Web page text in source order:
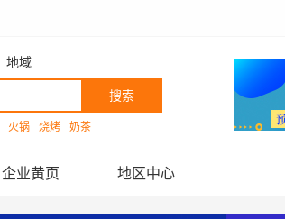
地域
搜索
火锅 烧烤 奶茶
企业黄页 地区中心